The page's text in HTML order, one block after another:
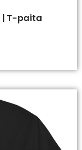
| T-paita